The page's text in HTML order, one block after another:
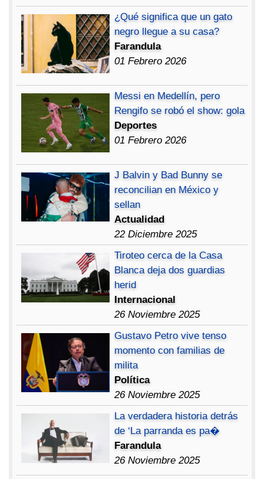
¿Qué significa que un gato
negro llegue a su casa?
Farandula
01 Febrero 2026
Messi en Medellín, pero
Rengifo se robó el show: gola
Deportes
01 Febrero 2026
J Balvin y Bad Bunny se
reconcilian en México y
sellan
Actualidad
22 Diciembre 2025
Tiroteo cerca de la Casa
Blanca deja dos guardias
herid
Internacional
26 Noviembre 2025
Gustavo Petro vive tenso
momento con familias de
milita
Política
26 Noviembre 2025
La verdadera historia detrás
de ‘La parranda es pa�
Farandula
26 Noviembre 2025